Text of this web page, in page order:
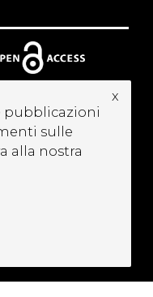
pubblicazioni
sulle
alla nostra
x